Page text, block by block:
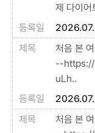
제 다이어
처음 본
--https://
uLh..
처음 본